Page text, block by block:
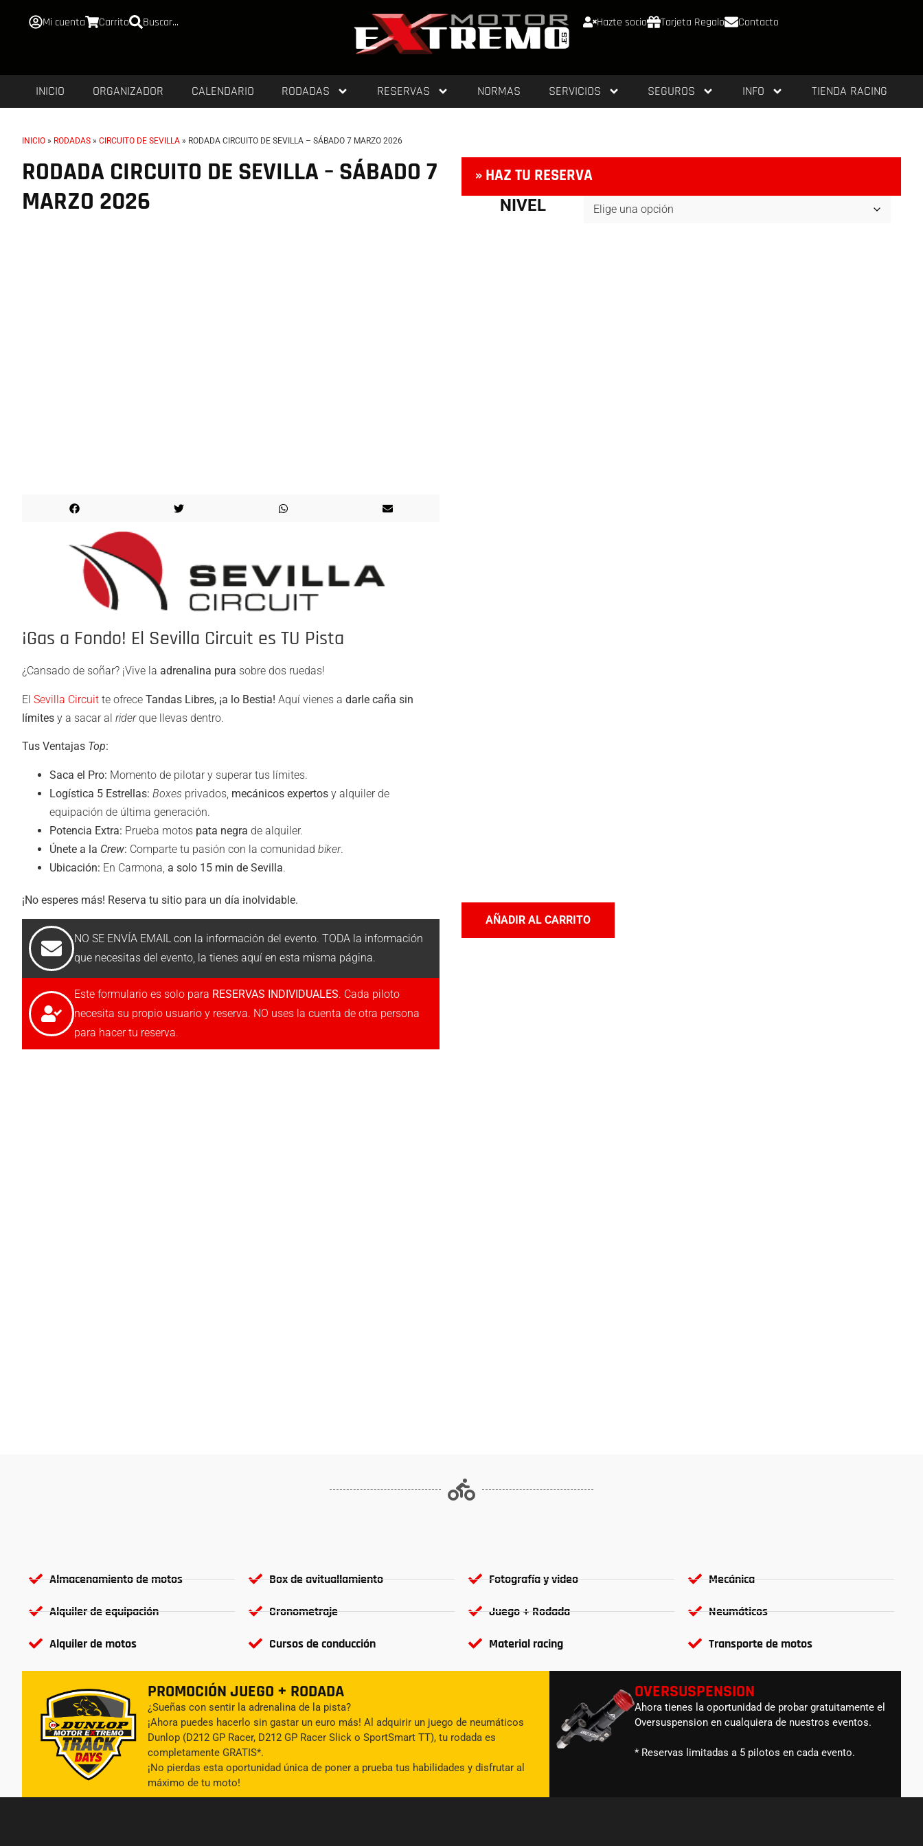
Mi cuenta Carrito Buscar... Hazte socio Tarjeta Regalo Contacto
INICIO ORGANIZADOR CALENDARIO RODADAS RESERVAS NORMAS SERVICIOS SEGUROS INFO TIENDA RACING
INICIO » RODADAS » CIRCUITO DE SEVILLA » RODADA CIRCUITO DE SEVILLA – SÁBADO 7 MARZO 2026
RODADA CIRCUITO DE SEVILLA – SÁBADO 7
MARZO 2026
¡Gas a Fondo! El Sevilla Circuit es TU Pista
¿Cansado de soñar? ¡Vive la adrenalina pura sobre dos ruedas!
El Sevilla Circuit te ofrece Tandas Libres, ¡a lo Bestia! Aquí vienes a darle caña sin
límites y a sacar al riderque llevas dentro.
Tus Ventajas Top:
Saca el Pro: Momento de pilotar y superar tus límites.
Logística 5 Estrellas: Boxes privados, mecánicos expertos y alquiler de
equipación de última generación.
Potencia Extra: Prueba motos pata negra de alquiler.
Únete a la Crew: Comparte tu pasión con la comunidad biker.
Ubicación: En Carmona, a solo 15 min de Sevilla.
¡No esperes más! Reserva tu sitio para un día inolvidable.
NO SE ENVÍA EMAIL con la información del evento. TODA la información
que necesitas del evento, la tienes aquí en esta misma página.
Este formulario es solo para RESERVAS INDIVIDUALES. Cada piloto
necesita su propio usuario y reserva. NO uses la cuenta de otra persona
para hacer tu reserva.
» HAZ TU RESERVA
NIVEL
AÑADIR AL CARRITO
Almacenamiento de motos
Alquiler de equipación
Alquiler de motos
Box de avituallamiento
Cronometraje
Cursos de conducción
Fotografía y video
Juego + Rodada
Material racing
Mecánica
Neumáticos
Transporte de motos
PROMOCIÓN JUEGO + RODADA
¿Sueñas con sentir la adrenalina de la pista?
¡Ahora puedes hacerlo sin gastar un euro más! Al adquirir un juego de neumáticos
Dunlop (D212 GP Racer, D212 GP Racer Slick o SportSmart TT), tu rodada es
completamente GRATIS*.
¡No pierdas esta oportunidad única de poner a prueba tus habilidades y disfrutar al
máximo de tu moto!
OVERSUSPENSION
Ahora tienes la oportunidad de probar gratuitamente el
Oversuspension en cualquiera de nuestros eventos.
* Reservas limitadas a 5 pilotos en cada evento.